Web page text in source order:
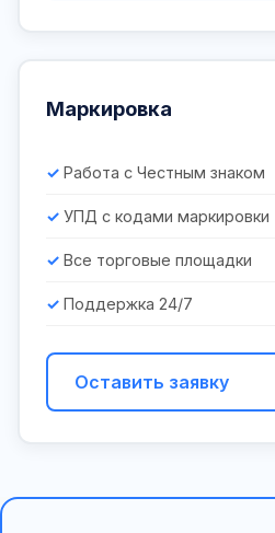
Маркировка
Работа с Честным знаком
УПД с кодами маркировки
Все торговые площадки
Поддержка 24/7
Оставить заявку